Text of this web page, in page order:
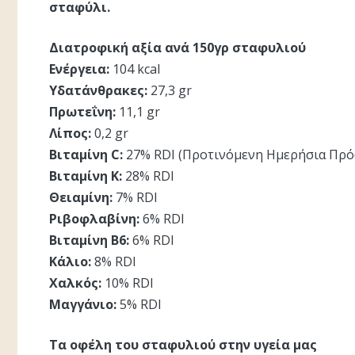
σταφύλι.
Διατροφική αξία ανά 150γρ σταφυλιού
Ενέργεια: 104 kcal
Υδατάνθρακες: 27,3 gr
Πρωτεΐνη: 11,1 gr
Λίπος:0,2 gr
Βιταμίνη C: 27% RDI (Προτινόμενη Ημερήσια
Βιταμίνη Κ: 28% RDI
Θειαμίνη: 7% RDI
Ριβοφλαβίνη:6% RDI
Βιταμίνη Β6:6% RDI
Κάλιο:8% RDI
Χαλκός: 10% RDI
Μαγγάνιο:5% RDI
Τα οφέλη του σταφυλιού στην υγεία μας